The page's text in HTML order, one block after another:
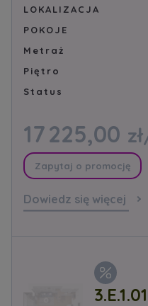
LOKALIZACJA
POKOJE
Metraż
Piętro
Status
17 225,00
Zapytaj o promocję
Dowiedz się więcej
3.E.1.01
Zawiadomienia o
pakietu akcji proszę
notyfikacje@murapol.pl
Skontaktuj